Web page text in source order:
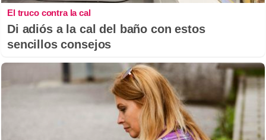
El truco contra la cal
Di adiós a la cal del baño con estos
sencillos consejos